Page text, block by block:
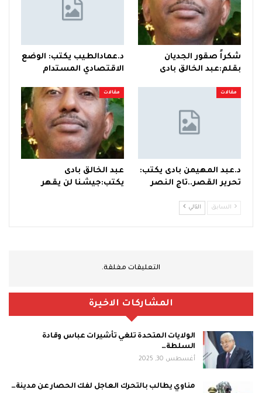
شكراً صقور الجديان
بقلم:عبد الخالق بادى
د.عمادالطيب يكتب: الوضع
الاقتصادي المستدام
مقالات
د.عبد المهيمن بادى يكتب:
تحرير القصر..تاج النصر
مقالات
عبد الخالق بادى
يكتب:جيشنا لن يقهر
السابق التالي
التعليقات مغلقة.
المشاركات الاخيرة
الولايات المتحدة تلغي تأشيرات عباس وقادة
السلطة…
أغسطس 30, 2025
مناوي يطالب بالتحرك العاجل لفك الحصار عن مدينة…